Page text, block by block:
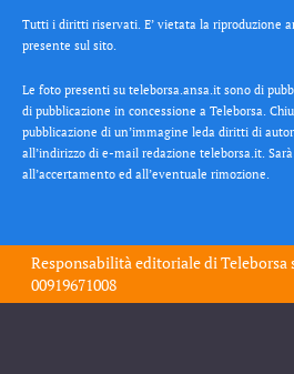
Tutti i diritti riservati. E’ vietata la riproduzione
presente sul sito.
Le foto presenti su teleborsa.ansa.it sono di
di pubblicazione in concessione a Teleborsa.
pubblicazione di un’immagine leda diritti di
all’indirizzo di e-mail redazione teleborsa.it.
all’accertamento ed all’eventuale rimozione.
Responsabilità editoriale diTeleborsa
00919671008